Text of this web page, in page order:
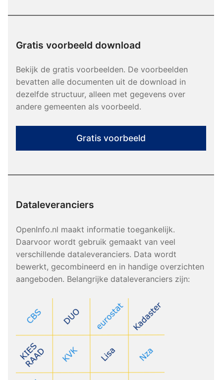
Gratis voorbeeld download
Bekijk de gratis voorbeelden. De voorbeelden
bevatten alle documenten uit de download in
dezelfde structuur, alleen met gegevens over
andere gemeenten als voorbeeld.
Gratis voorbeeld
Dataleveranciers
OpenInfo.nl maakt informatie toegankelijk.
Daarvoor wordt gebruik gemaakt van veel
verschillende dataleveranciers. Data wordt
bewerkt, gecombineerd en in handige overzichten
aangeboden. Belangrijke dataleveranciers zijn: